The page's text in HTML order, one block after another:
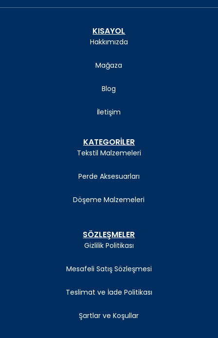
KISAYOL
Hakkımızda
Mağaza
Blog
İletişim
KATEGORİLER
Tekstil Malzemeleri
Perde Aksesuarları
Döşeme Malzemeleri
SÖZLEŞMELER
Gizlilik Politikası
Mesafeli Satış Sözleşmesi
Teslimat ve İade Politikası
Şartlar ve Koşullar